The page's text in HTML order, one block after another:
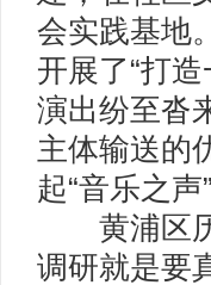
会实践基地
开展了“打
演出纷至沓
主体输送的
起“音乐之声”
黄浦区历
调研就是要